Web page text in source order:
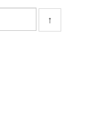
↑